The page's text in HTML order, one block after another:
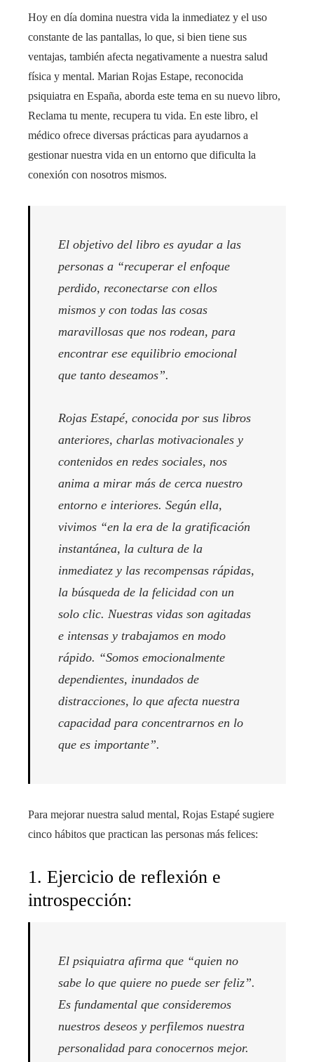
Hoy en día domina nuestra vida la inmediatez y el uso
constante de las pantallas, lo que, si bien tiene sus
ventajas, también afecta negativamente a nuestra salud
física y mental. Marian Rojas Estape, reconocida
psiquiatra en España, aborda este tema en su nuevo libro,
Reclama tu mente, recupera tu vida. En este libro, el
médico ofrece diversas prácticas para ayudarnos a
gestionar nuestra vida en un entorno que dificulta la
conexión con nosotros mismos.
El objetivo del libro es ayudar a las
personas a “recuperar el enfoque
perdido, reconectarse con ellos
mismos y con todas las cosas
maravillosas que nos rodean, para
encontrar ese equilibrio emocional
que tanto deseamos”.
Rojas Estapé, conocida por sus libros
anteriores, charlas motivacionales y
contenidos en redes sociales, nos
anima a mirar más de cerca nuestro
entorno e interiores. Según ella,
vivimos “en la era de la gratificación
instantánea, la cultura de la
inmediatez y las recompensas rápidas,
la búsqueda de la felicidad con un
solo clic. Nuestras vidas son agitadas
e intensas y trabajamos en modo
rápido. “Somos emocionalmente
dependientes, inundados de
distracciones, lo que afecta nuestra
capacidad para concentrarnos en lo
que es importante”.
Para mejorar nuestra salud mental, Rojas Estapé sugiere
cinco hábitos que practican las personas más felices:
1. Ejercicio de reflexión e
introspección:
El psiquiatra afirma que “quien no
sabe lo que quiere no puede ser feliz”.
Es fundamental que consideremos
nuestros deseos y perfilemos nuestra
personalidad para conocernos mejor.